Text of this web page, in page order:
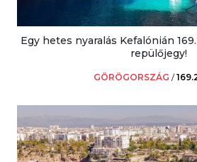
Egy hetes nyaralás Kefalónián
repülőjegy!
GÖRÖGORSZÁG /